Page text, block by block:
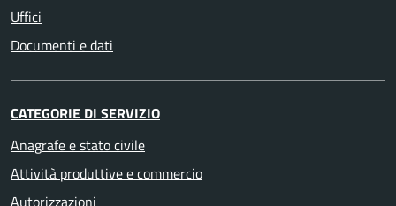
Uffici
Documenti e dati
CATEGORIE DI SERVIZIO
Anagrafe e stato civile
Attività produttive e commercio
Autorizzazioni